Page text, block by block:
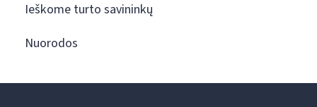
Ieškome turto savininkų
Nuorodos